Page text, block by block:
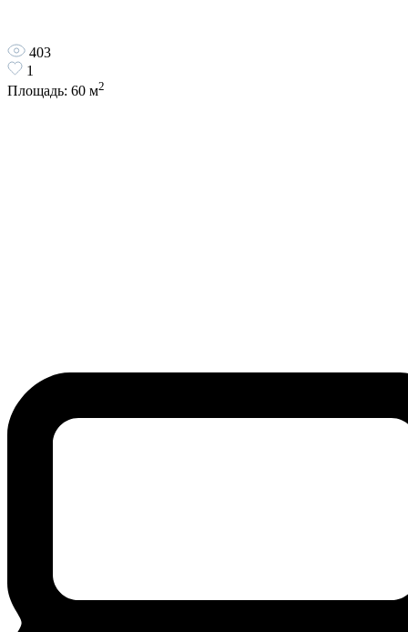
403
1
Площадь: 60 м2